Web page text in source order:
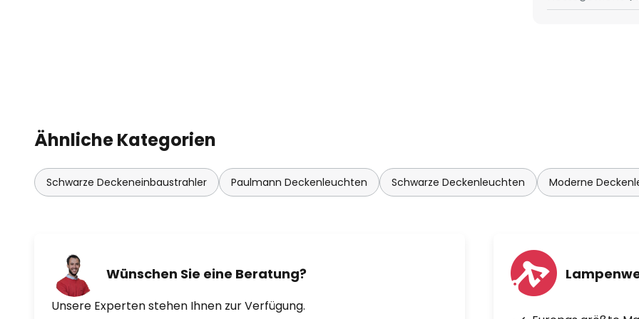
Ähnliche Kategorien
Schwarze Deckeneinbaustrahler Paulmann Deckenleuchten Schwarze Deckenleuchten Moderne
Wünschen Sie eine Beratung?
Unsere Experten stehen Ihnen zur Verfügung.